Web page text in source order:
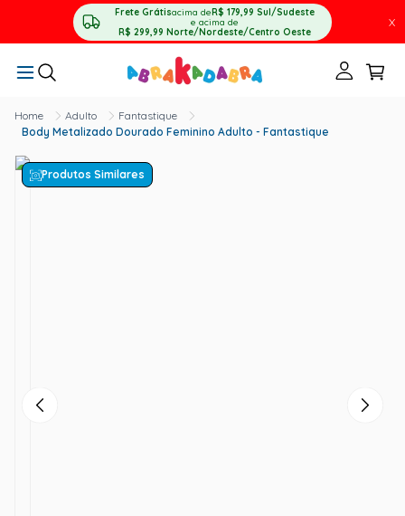
Frete Grátisacima deR$ 179,99 Sul/Sudeste
e acima de
R$ 299,99 Norte/Nordeste/Centro Oeste
X
Adulto
Fantastique
Body Metalizado Dourado Feminino Adulto - Fantastique
Produtos Similares